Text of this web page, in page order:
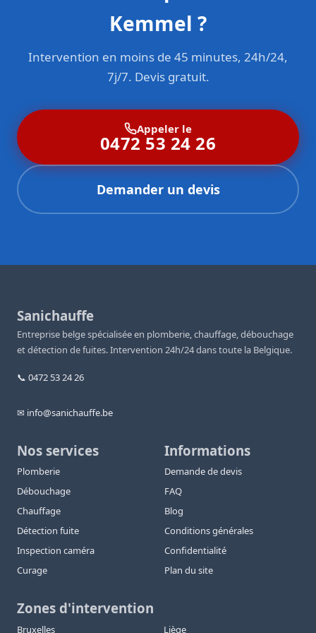
Kemmel ?
Intervention en moins de 45 minutes, 24h/24,
7j/7. Devis gratuit.
Appeler le
0472 53 24 26
Demander un devis
Sanichauffe
Entreprise belge spécialisée en plomberie, chauffage, débouchage
et détection de fuites. Intervention 24h/24 dans toute la Belgique.
📞 0472 53 24 26
✉ info@sanichauffe.be
Nos services
Plomberie
Débouchage
Chauffage
Détection fuite
Inspection caméra
Curage
Informations
Demande de devis
FAQ
Blog
Conditions générales
Confidentialité
Plan du site
Zones d'intervention
Bruxelles Liège